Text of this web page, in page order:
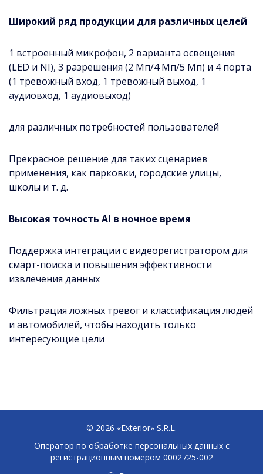
Широкий ряд продукции для различных целей
1 встроенный микрофон, 2 варианта освещения
(LED и NI), 3 разрешения (2 Мп/4 Мп/5 Мп) и 4 порта
(1 тревожный вход, 1 тревожный выход, 1
аудиовход, 1 аудиовыход)
для различных потребностей пользователей
Прекрасное решение для таких сценариев
применения, как парковки, городские улицы,
школы и т. д.
Высокая точность AI в ночное время
Поддержка интеграции с видеорегистратором для
смарт-поиска и повышения эффективности
извлечения данных
Фильтрация ложных тревог и классификация людей
и автомобилей, чтобы находить только
интересующие цели
© 2026 «Exterior» S.R.L.
Оператор по обработке персональных данных c
регистрационным номером 0002725-002